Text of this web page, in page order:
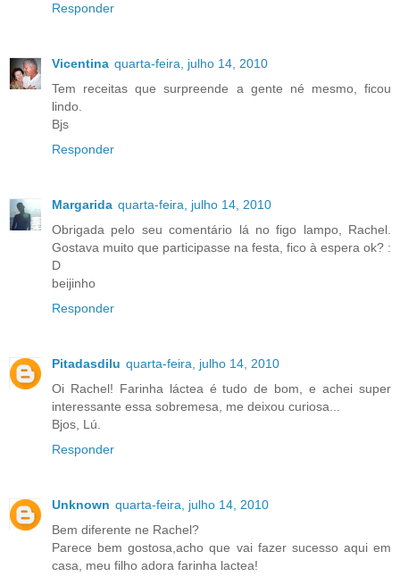
Responder
Vicentina quarta-feira, julho 14, 2010
Tem receitas que surpreende a gente né mesmo, ficou
lindo.
Bjs
Responder
Margarida quarta-feira, julho 14, 2010
Obrigada pelo seu comentário lá no figo lampo, Rachel.
Gostava muito que participasse na festa, fico à espera ok? :
D
beijinho
Responder
Pitadasdilu quarta-feira, julho 14, 2010
Oi Rachel! Farinha láctea é tudo de bom, e achei super
interessante essa sobremesa, me deixou curiosa...
Bjos, Lú.
Responder
Unknown quarta-feira, julho 14, 2010
Bem diferente ne Rachel?
Parece bem gostosa,acho que vai fazer sucesso aqui em
casa, meu filho adora farinha lactea!